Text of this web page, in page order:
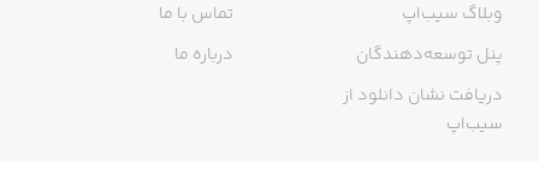
وبلاگ سیب‌اپ
پنل توسعه‌دهندگان
دریافت نشان دانلود از
سیب‌اپ
تماس با ما
درباره ما